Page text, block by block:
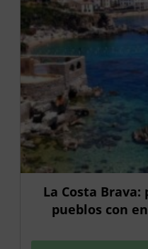
La Costa
pueblos con